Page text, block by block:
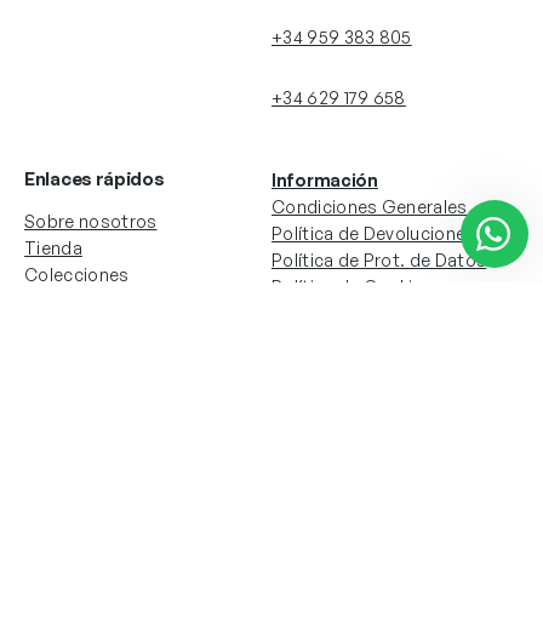
+34 959 383 805
+34 629 179 658
Enlaces rápidos
Sobre nosotros
Tienda
Colecciones
Información
Condiciones Generales
Política de Devoluciones
Política de Prot. de Datos
Política de Cookies